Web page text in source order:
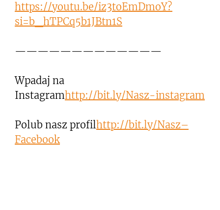
https://youtu.be/iz3toEmDmoY?
si=b_hTPCq5b1JBtn1S
—————————————
Wpadaj na
Instagramhttp://bit.ly/Nasz-instagram
Polub nasz profilhttp://bit.ly/Nasz–
Facebook